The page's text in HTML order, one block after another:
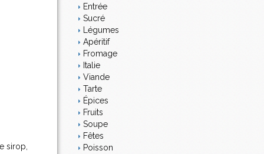
sirop,
Entrée
Sucré
Légumes
Apéritif
Fromage
Italie
Viande
Tarte
Épices
Fruits
Soupe
Fêtes
Poisson